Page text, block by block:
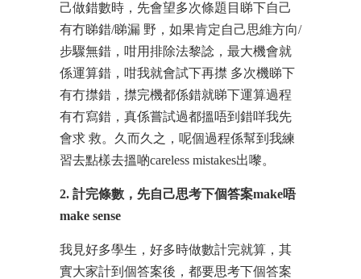
己做錯數時，先會望多次條題目睇下自己
有冇睇錯/睇漏 野，如果肯定自己思維方向/
步驟無錯，咁用排除法黎諗，最大機會就
係運算錯，咁我就會試下再㩒 多次機睇下
有冇㩒錯，㩒完機都係錯就睇下運算過程
有冇寫錯，真係嘗試過都搵唔到錯咩我先
會求 救。久而久之，呢個過程係幫到我練
習去點樣去搵啲careless mistakes出嚟。
2. 計完條數，先自己思考下個答案make唔
make sense
我見好多學生，好多時做數計完就算，其
實大家計到個答案後，都要思考下個答案